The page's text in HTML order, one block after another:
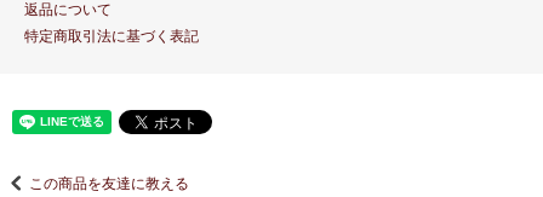
返品について
特定商取引法に基づく表記
この商品を友達に教える